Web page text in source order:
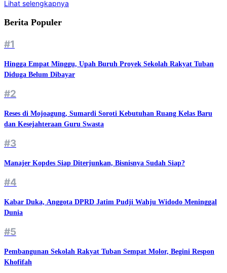
Lihat selengkapnya
Berita Populer
#1
Hingga Empat Minggu, Upah Buruh Proyek Sekolah Rakyat Tuban
Diduga Belum Dibayar
#2
Reses di Mojoagung, Sumardi Soroti Kebutuhan Ruang Kelas Baru
dan Kesejahteraan Guru Swasta
#3
Manajer Kopdes Siap Diterjunkan, Bisnisnya Sudah Siap?
#4
Kabar Duka, Anggota DPRD Jatim Pudji Wahju Widodo Meninggal
Dunia
#5
Pembangunan Sekolah Rakyat Tuban Sempat Molor, Begini Respon
Khofifah